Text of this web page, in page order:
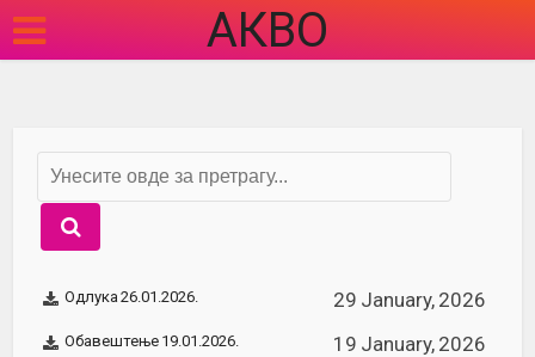
АКВО
29 January, 2026
Одлука 26.01.2026.
19 January, 2026
Обавештење 19.01.2026.